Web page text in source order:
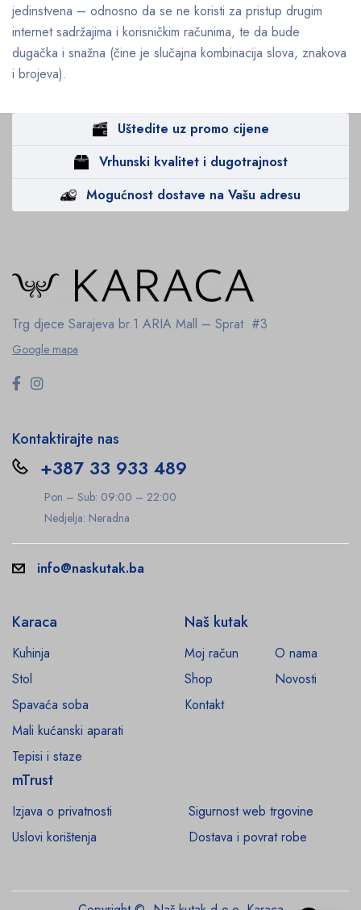
jedinstvena – odnosno da se ne koristi za pristup drugim
internet sadržajima i korisničkim računima, te da bude
dugačka i snažna (čine je slučajna kombinacija slova, znakova
i brojeva).
Uštedite uz promo cijene
Vrhunski kvalitet i dugotrajnost
Mogućnost dostave na Vašu adresu
Trg djece Sarajeva br.1 ARIA Mall – Sprat #3
Google mapa
Kontaktirajte nas
+387 33 933 489
Pon – Sub: 09:00 – 22:00
Nedjelja: Neradna
info@naskutak.ba
Karaca
Kuhinja
Stol
Spavaća soba
Mali kućanski aparati
Tepisi i staze
Naš kutak
Moj račun
O nama
Shop
Novosti
Kontakt
mTrust
Izjava o privatnosti
Sigurnost web trgovine
Uslovi korištenja
Dostava i povrat robe